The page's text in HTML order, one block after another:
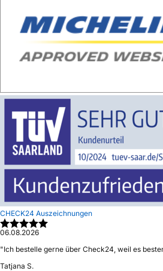
CHECK24 Auszeichnungen
06.08.2026
"Ich bestelle gerne über Check24, weil es
Tatjana S.